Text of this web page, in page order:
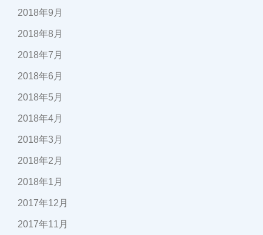
2018年9月
2018年8月
2018年7月
2018年6月
2018年5月
2018年4月
2018年3月
2018年2月
2018年1月
2017年12月
2017年11月